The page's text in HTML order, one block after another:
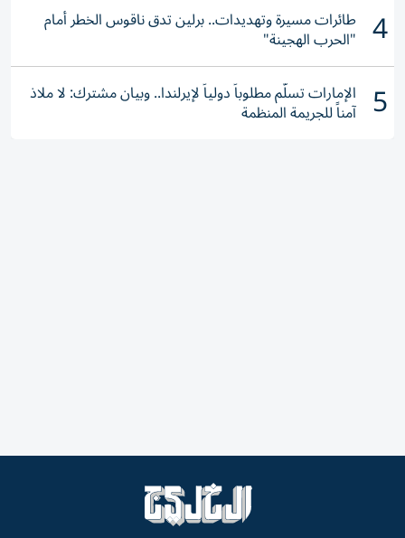
4 طائرات مسيرة وتهديدات.. برلين تدق ناقوس الخطر أمام
"الحرب الهجينة"
5 الإمارات تسلّم مطلوباً دولياً لإيرلندا.. وبيان مشترك: لا ملاذ
آمناً للجريمة المنظمة